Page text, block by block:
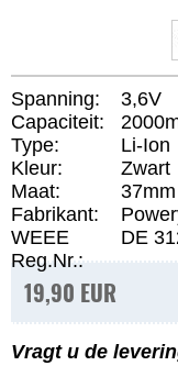
Spanning:
3,6V
Capaciteit:
Type:
Li-Ion
Kleur:
Zwart
Maat:
Fabrikant:
WEEE
Reg.Nr.:
DE
19,90 EUR
Vragt u de